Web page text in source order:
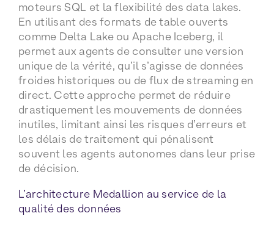
moteurs SQL et la flexibilité des data lakes.
En utilisant des formats de table ouverts
comme Delta Lake ou Apache Iceberg, il
permet aux agents de consulter une version
unique de la vérité, qu’il s’agisse de données
froides historiques ou de flux de streaming en
direct. Cette approche permet de réduire
drastiquement les mouvements de données
inutiles, limitant ainsi les risques d’erreurs et
les délais de traitement qui pénalisent
souvent les agents autonomes dans leur prise
de décision.
L’architecture Medallion au service de la
qualité des données